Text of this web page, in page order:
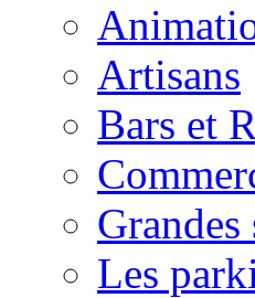
Artisans
Bars et
Grandes
Les